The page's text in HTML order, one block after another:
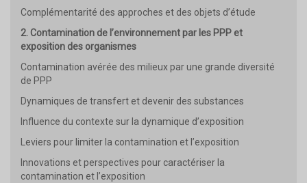
Complémentarité des approches et des objets d’étude
2. Contamination de l’environnement par les PPP et
exposition des organismes
Contamination avérée des milieux par une grande diversité
de PPP
Dynamiques de transfert et devenir des substances
Influence du contexte sur la dynamique d’exposition
Leviers pour limiter la contamination et l’exposition
Innovations et perspectives pour caractériser la
contamination et l’exposition